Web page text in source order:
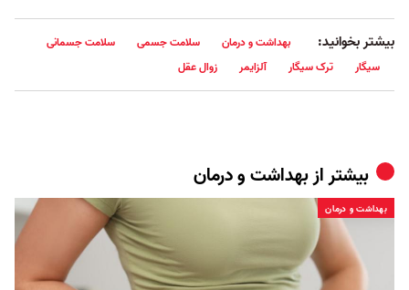
بیشتر بخوانید: بهداشت و درمان سلامت جسمی
سلامت جسمانی
سیگار
ترک سیگار آلزایمر زوال عقل
بیشتر ازبهداشت و درمان
بهداشت و درمان